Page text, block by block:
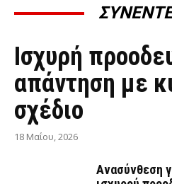
ΣΥΝΕΝΤΕΎΞΕΙΣ
Ισχυρή
απάντηση με
σχέδιο
18 Μαΐου, 2026
Ανασύνθεση